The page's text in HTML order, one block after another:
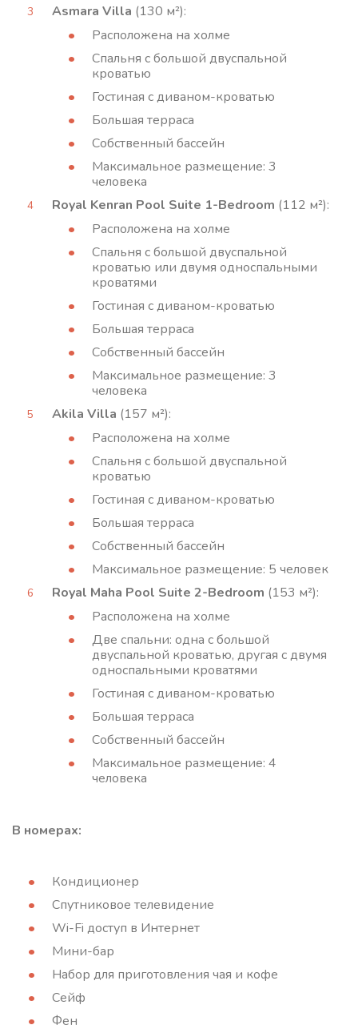
Asmara Villa (130 м²):
Расположена на холме
Спальня с большой двуспальной
кроватью
Гостиная с диваном-кроватью
Большая терраса
Собственный бассейн
Максимальное размещение: 3
человека
Royal Kenran Pool Suite 1-Bedroom (112 м²):
Расположена на холме
Спальня с большой двуспальной
кроватью или двумя односпальными
кроватями
Гостиная с диваном-кроватью
Большая терраса
Собственный бассейн
Максимальное размещение: 3
человека
Akila Villa (157 м²):
Расположена на холме
Спальня с большой двуспальной
кроватью
Гостиная с диваном-кроватью
Большая терраса
Собственный бассейн
Максимальное размещение: 5 человек
Royal Maha Pool Suite 2-Bedroom (153 м²):
Расположена на холме
Две спальни: одна с большой
двуспальной кроватью, другая с двумя
односпальными кроватями
Гостиная с диваном-кроватью
Большая терраса
Собственный бассейн
Максимальное размещение: 4
человека
В номерах:
Кондиционер
Спутниковое телевидение
Wi-Fi доступ в Интернет
Мини-бар
Набор для приготовления чая и кофе
Сейф
Фен